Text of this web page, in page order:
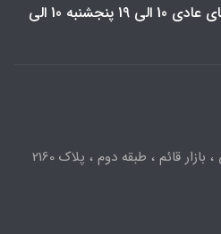
ساعات پاسخگویی تلفنی روزهای عادی 10 الی 19 پنجشنبه 10 الی
تهران، میدان تجریش ، بازار قائم ، طبقه دوم ، پلاک 2160